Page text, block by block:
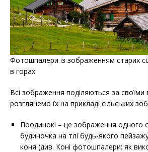
Фотошпалери із зображенням старих
в горах
Всі зображення поділяються за своїми
розглянемо їх на прикладі сільських
Поодинокі – це зображення одного
будиночка на тлі будь-якого
коня (див. Коні фотошпалери: як